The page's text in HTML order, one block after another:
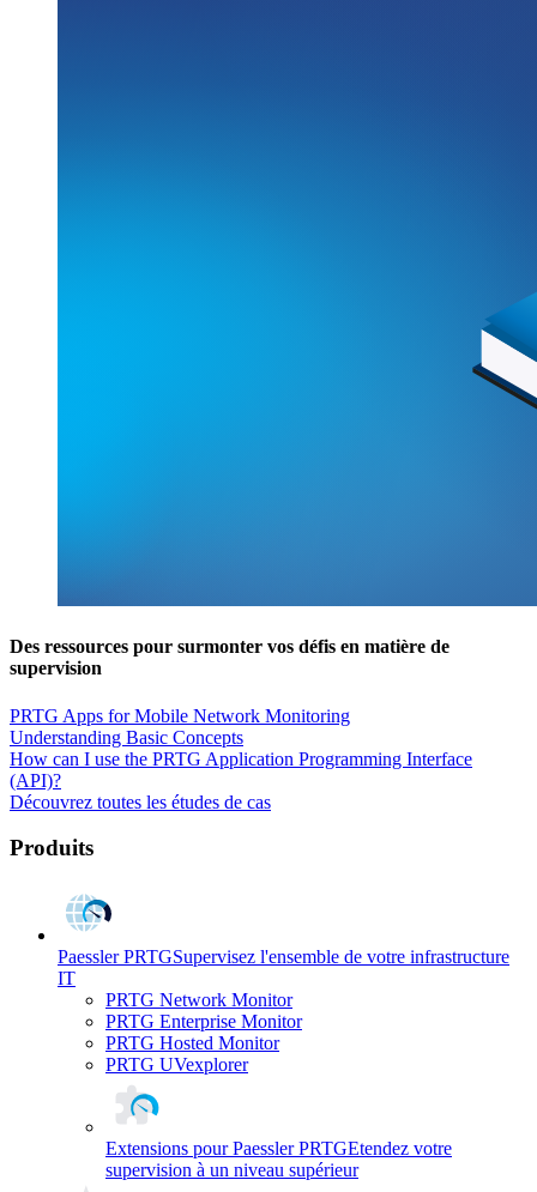
Des ressources pour surmonter vos défis en matière de
supervision
PRTG Apps for Mobile Network Monitoring
Understanding Basic Concepts
How can I use the PRTG Application Programming Interface
(API)?
Découvrez toutes les études de cas
Produits
Paessler PRTGSupervisez l'ensemble de votre infrastructure
IT
PRTG Network Monitor
PRTG Enterprise Monitor
PRTG Hosted Monitor
PRTG UVexplorer
Extensions pour Paessler PRTGEtendez votre
supervision à un niveau supérieur